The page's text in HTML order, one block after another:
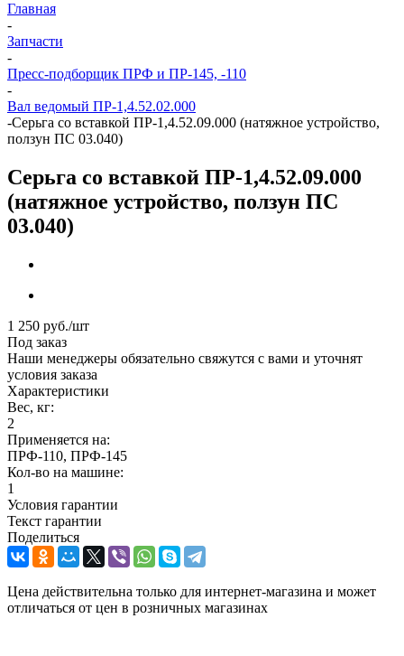
Главная
-
Запчасти
-
Пресс-подборщик ПРФ и ПР-145, -110
-
Вал ведомый ПР-1,4.52.02.000
-Серьга со вставкой ПР-1,4.52.09.000 (натяжное устройство,
ползун ПС 03.040)
Серьга со вставкой ПР-1,4.52.09.000
(натяжное устройство, ползун ПС
03.040)
1 250 руб./шт
Под заказ
Наши менеджеры обязательно свяжутся с вами и уточнят
условия заказа
Характеристики
Вес, кг:
2
Применяется на:
ПРФ-110, ПРФ-145
Кол-во на машине:
1
Условия гарантии
Текст гарантии
Поделиться
Цена действительна только для интернет-магазина и может
отличаться от цен в розничных магазинах